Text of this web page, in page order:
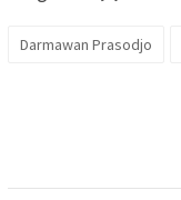
Darmawan Prasodjo